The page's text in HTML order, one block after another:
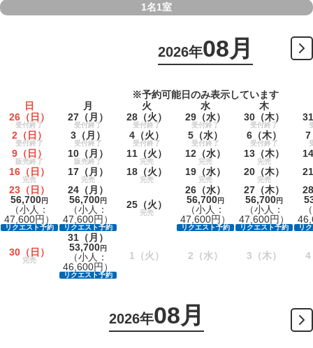
1名1室
2026年08月
※予約可能日のみ表示しています
日
月 火 水
木
26 （日）
受付終了
27 （月）
受付終了
28 （火）
受付終了
29 （水）
受付終了
30 （木）
受付終了
31
2 （日）
受付終了
3 （月）
受付終了
4 （火）
受付終了
5 （水）
受付終了
6 （木）
受付終了
7
9 （日）
販売終了
10 （月）
販売終了
11 （火）
完売
12 （水）
完売
13 （木）
完売
14
16 （日）
完売
17 （月）
完売
18 （火）
完売
19 （水）
完売
20 （木）
完売
21
23 （日）
56,700円
（小人：
47,600円）
リクエスト予約
24 （月）
56,700円
（小人：
47,600円）
リクエスト予約
25 （火）
完売
26 （水）
56,700円
（小人：
47,600円）
リクエスト予約
27 （木）
56,700円
（小人：
47,600円）
リクエスト予約
28
リ
30 （日）
完売
31 （月）
53,700円
（小人：
46,600円）
リクエスト予約
1 （火） 2 （水） 3 （木） 4
2026年08月